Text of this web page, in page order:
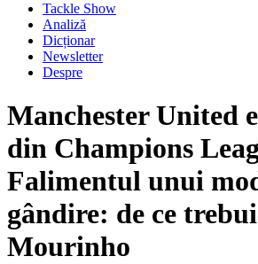
Tackle Show
Analiză
Dicționar
Newsletter
Despre
Manchester United
din Champions
Falimentul unui
gândire: de ce
Mourinho